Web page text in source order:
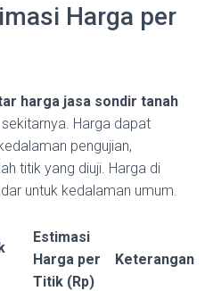
Harga per
harga jasa sondir tanah
Harga dapat
pengujian,
titik yang diuji. Harga di
untuk kedalaman umum.
Estimasi
Harga per
Titik (Rp)
Keterangan